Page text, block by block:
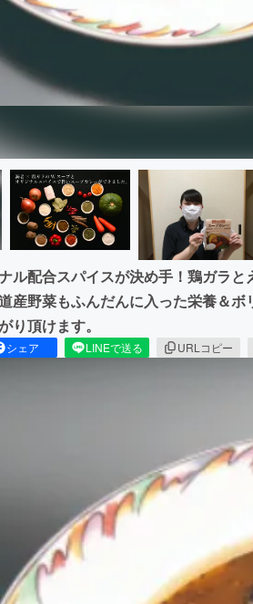
ル配合スパイスが決め手！鶏ガラ
産野菜もふんだんに入った栄養＆
り頂けます。
シェア LINEで送る URLコピー